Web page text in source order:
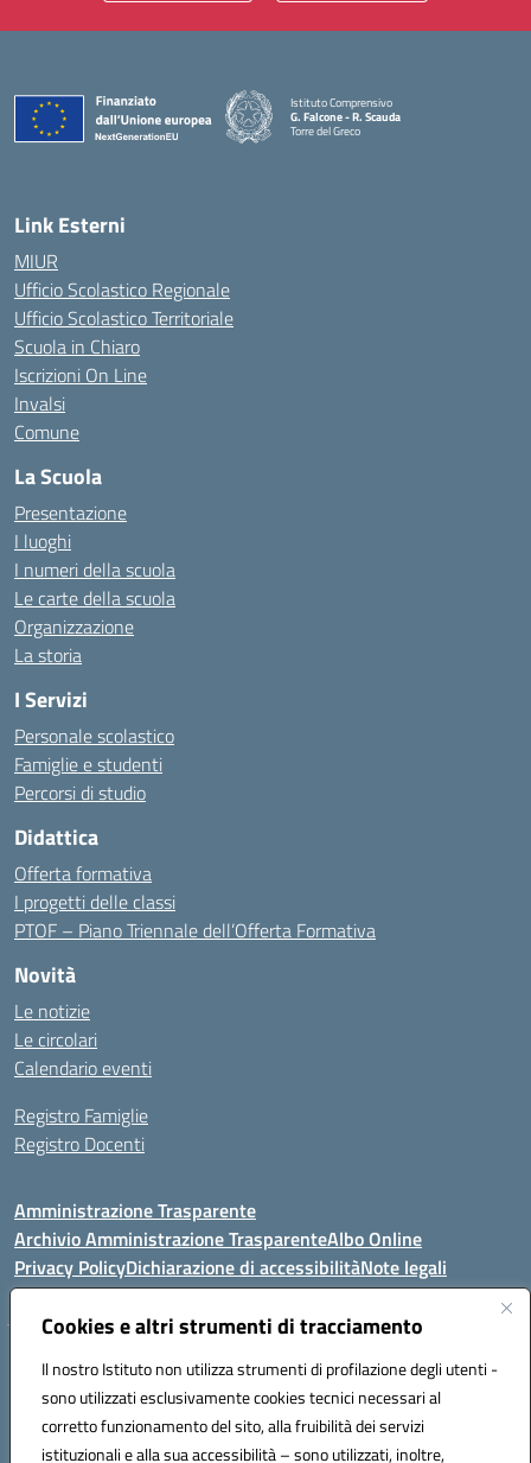
Cookies e altri strumenti di tracciamento
Il nostro Istituto non utilizza strumenti di profilazione degli utenti -
sono utilizzati esclusivamente cookies tecnici necessari al
corretto funzionamento del sito, alla fruibilità dei servizi
istituzionali e alla sua accessibilità – sono utilizzati, inoltre,
Istituto Comprensivo
G. Falcone - R. Scauda
Torre del Greco
Link Esterni
MIUR
Ufficio Scolastico Regionale
Ufficio Scolastico Territoriale
Scuola in Chiaro
Iscrizioni On Line
Invalsi
Comune
La Scuola
Presentazione
I luoghi
I numeri della scuola
Le carte della scuola
Organizzazione
La storia
I Servizi
Personale scolastico
Famiglie e studenti
Percorsi di studio
Didattica
Offerta formativa
I progetti delle classi
PTOF – Piano Triennale dell’Offerta Formativa
Novità
Le notizie
Le circolari
Calendario eventi
Registro Famiglie
Registro Docenti
Amministrazione Trasparente
Archivio Amministrazione TrasparenteAlbo Online
Privacy PolicyDichiarazione di accessibilitàNote legali
Istituto Comprensivo Statale
Via Cupa Campanariello, 5 - 80059, Torre del Greco (NA)
Tel. +39 0818834377 - Fax +39 0818834377 - Cod.Fisc. 95170530638